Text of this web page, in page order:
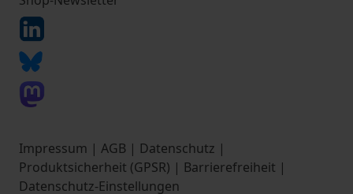
Impressum | AGB | Datenschutz |
Produktsicherheit (GPSR) | Barrierefreiheit |
Datenschutz-Einstellungen